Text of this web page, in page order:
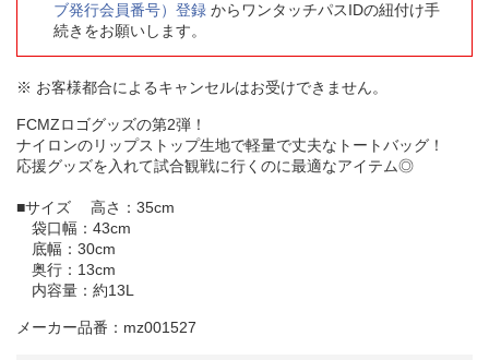
ブ発行会員番号）登録 からワンタッチパスIDの紐付け手
続きをお願いします。
※ お客様都合によるキャンセルはお受けできません。
FCMZロゴグッズの第2弾！
ナイロンのリップストップ生地で軽量で丈夫なトートバッグ！
応援グッズを入れて試合観戦に行くのに最適なアイテム◎
■サイズ 高さ：35cm
袋口幅：43cm
底幅：30cm
奥行：13cm
内容量：約13L
メーカー品番：mz001527